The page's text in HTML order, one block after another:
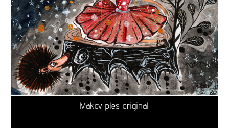
Makov ples original